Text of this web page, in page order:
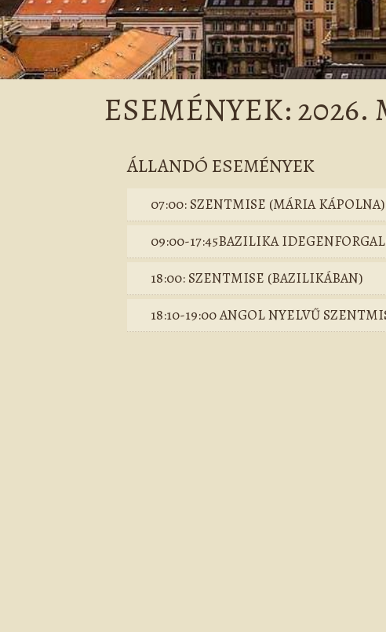
ESEMÉNYEK: 2026.
ÁLLANDÓ ESEMÉNYEK
07:00: SZENTMISE (MÁRIA KÁPOLNA)
09:00-17:45BAZILIKA
18:00: SZENTMISE (BAZILIKÁBAN)
18:10-19:00 ANGOL NYELVŰ